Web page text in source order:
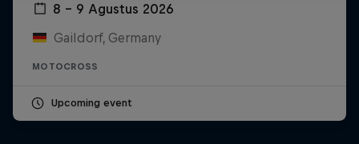
8 – 9 Agustus 2026
Gaildorf, Germany
MOTOCROSS
Upcoming event